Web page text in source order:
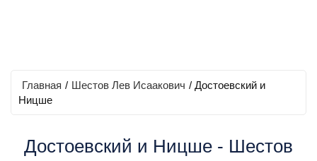
Главная / Шестов Лев Исаакович / Достоевский и
Ницше
Достоевский и Ницше - Шестов